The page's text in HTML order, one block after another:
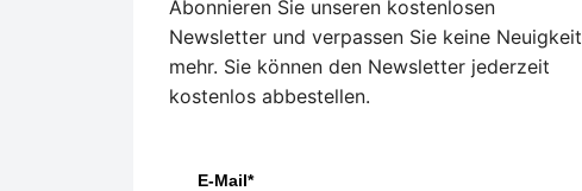
Abonnieren Sie unseren kostenlosen
Newsletter und verpassen Sie keine Neuigkeit
mehr. Sie können den Newsletter jederzeit
kostenlos abbestellen.
E-Mail*